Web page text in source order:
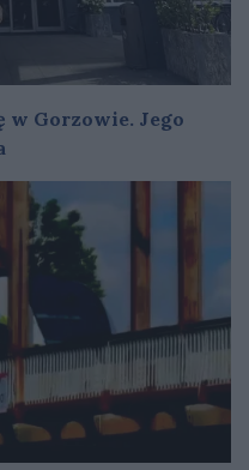
w Gorzowie. Jego